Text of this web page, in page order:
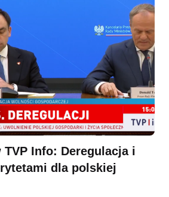
TVP Info: Deregulacja i
dla polskiej